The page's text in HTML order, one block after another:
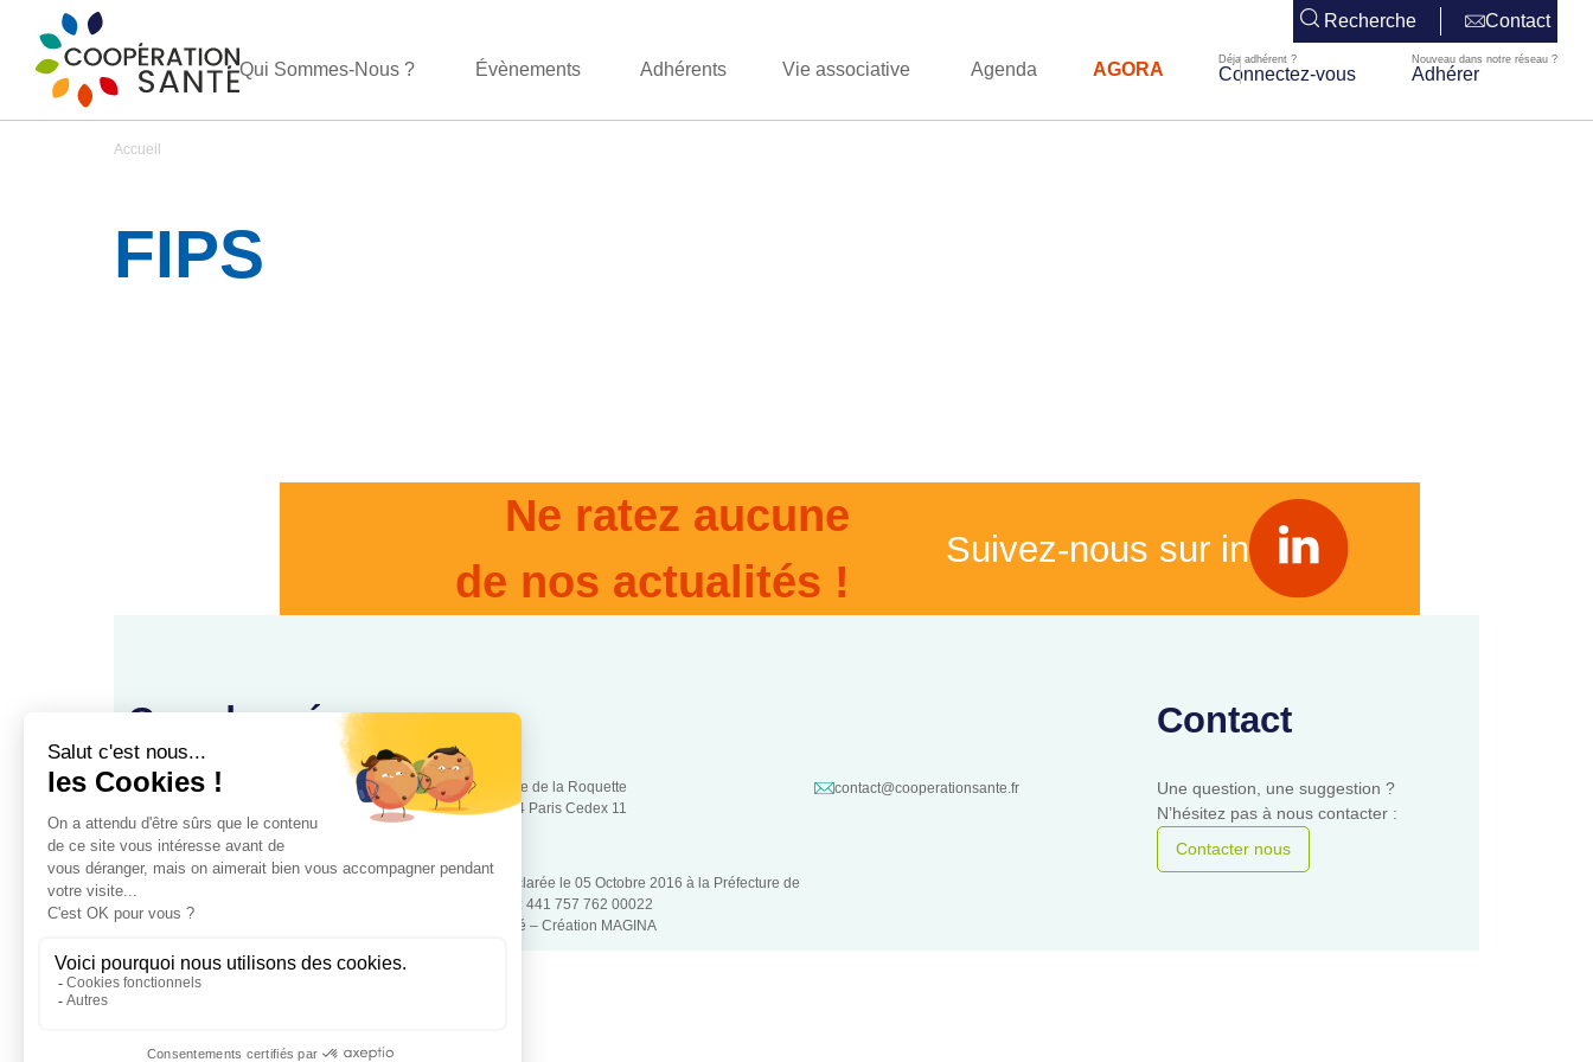
Recherche Contact
Qui Sommes-Nous ? Évènements Adhérents Vie associative Agenda AGORA Connectez-vous Adhérer
Accueil
FIPS
Ne ratez aucune
de nos actualités !
Suivez-nous sur in
Coordonnées
www.cooperationsante.fr
88, rue de la Roquette
75544 Paris Cedex 11
contact@cooperationsante.fr
Contact
Une question, une suggestion ?
N’hésitez pas à nous contacter :
Contacter nous
Association loi 1901 d’intérêt général, à but non lucratif – Déclarée le 05 Octobre 2016 à la Préfecture de
police de Paris – Numéro association: W343008890 – SIRET: 441 757 762 00022
– RGPD – Copyrigt 2024 Coopétation Santé – Création MAGINA